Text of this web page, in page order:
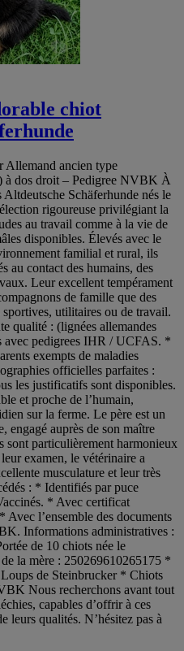
chiot
Allemand ancien type
à dos droit – Pedigree NVBK À
Schäferhunde nés le
rigoureuse privilégiant la
au travail comme à la vie de
disponibles. Élevés avec le
familial et rural, ils
au contact des humains, des
Leur excellent tempérament
de famille que des
utilitaires ou de travail.
qualité : (lignées allemandes
avec pedigrees IHR / UCFAS. *
exempts de maladies
officielles parfaites :
les justificatifs sont disponibles.
et proche de l’humain,
sur la ferme. Le père est un
engagé auprès de son maître
sont particulièrement harmonieux
examen, le vétérinaire a
musculature et leur très
: * Identifiés par puce
* Avec certificat
Avec l’ensemble des documents
Informations administratives :
de 10 chiots née le
la mère : 250269610265175 *
de Steinbrucker * Chiots
Nous recherchons avant tout
capables d’offrir à ces
leurs qualités. N’hésitez pas à